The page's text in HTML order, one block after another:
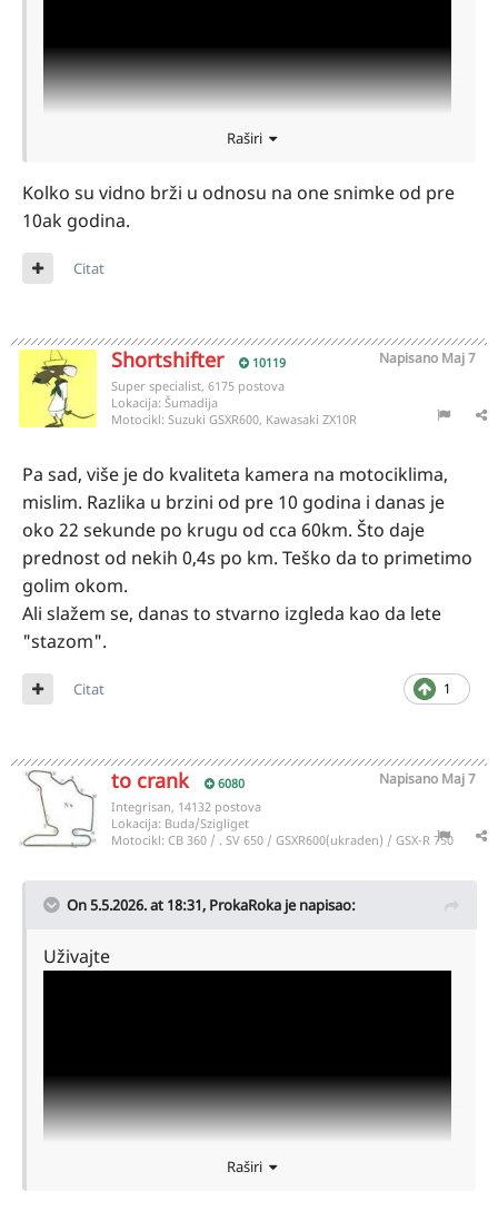
Raširi
Kolko su vidno brži u odnosu na one snimke od pre
10ak godina.
Citat
Shortshifter 10119 Napisano Maj 7
Super specialist, 6175 postova
Lokacija: Šumadija
Motocikl: Suzuki GSXR600, Kawasaki ZX10R
Pa sad, više je do kvaliteta kamera na motociklima,
mislim. Razlika u brzini od pre 10 godina i danas je
oko 22 sekunde po krugu od cca 60km. Što daje
prednost od nekih 0,4s po km. Teško da to primetimo
golim okom.
Ali slažem se, danas to stvarno izgleda kao da lete
"stazom".
1
Citat
to crank 6080 Napisano Maj 7
Integrisan, 14132 postova
Lokacija: Buda/Szigliget
Motocikl: CB 360 / . SV 650 / GSXR600(ukraden) / GSX-R 750
On 5.5.2026. at 18:31, ProkaRoka je napisao:
Uživajte
Raširi